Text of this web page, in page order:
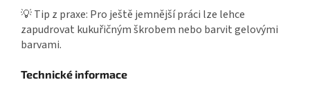
💡 Tip z praxe: Pro ještě jemnější práci lze lehce
zapudrovat kukuřičným škrobem nebo barvit gelovými
barvami.
Technické informace